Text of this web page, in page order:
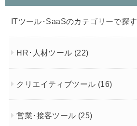
ITツール･SaaSのカテゴリーで探す
HR･人材ツール (22)
クリエイティブツール (16)
営業･接客ツール (25)